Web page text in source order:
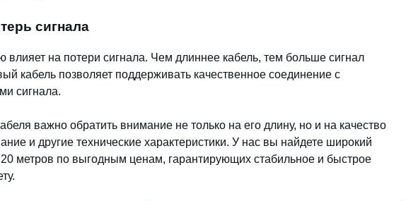
сигнала
влияет на потери сигнала. Чем длиннее кабель, тем больше сигнал
кабель позволяет поддерживать качественное соединение с
сигнала.
важно обратить внимание не только на его длину, но и на качество
и другие технические характеристики. У нас вы найдете широкий
метров по выгодным ценам, гарантирующих стабильное и быстрое